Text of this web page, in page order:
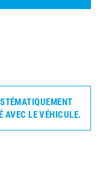
AVEC LE VÉHICULE.